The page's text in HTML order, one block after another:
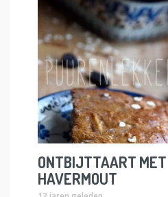
ONTBIJTTAART MET
HAVERMOUT